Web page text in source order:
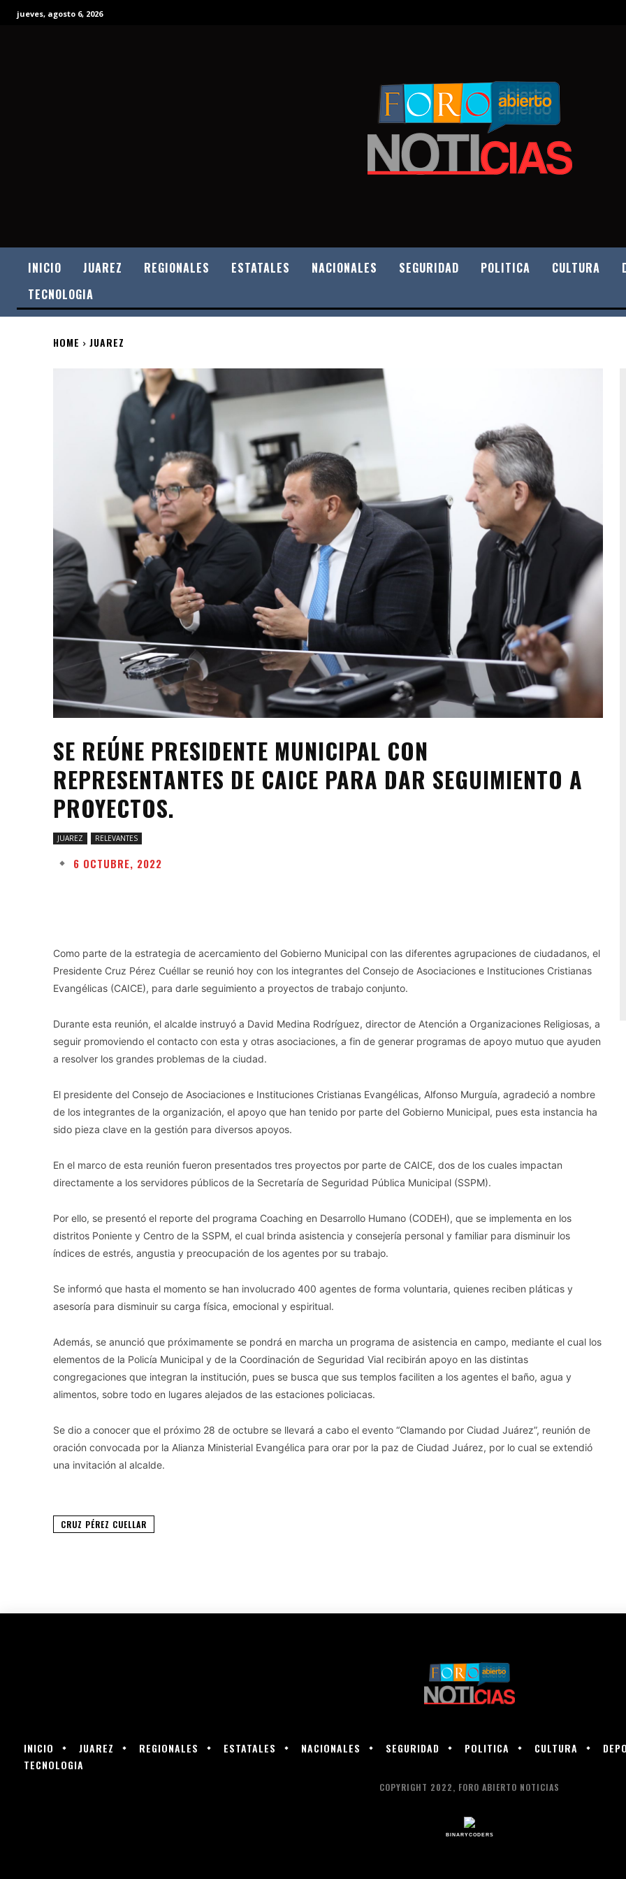
jueves, agosto 6, 2026
INICIO JUAREZ REGIONALES ESTATALES NACIONALES SEGURIDAD POLITICA CULTURA
TECNOLOGIA
HOME JUAREZ
SE REÚNE PRESIDENTE MUNICIPAL CON
REPRESENTANTES DE CAICE PARA DAR SEGUIMIENTO A
PROYECTOS.
JUAREZ RELEVANTES
6 OCTUBRE, 2022
Como parte de la estrategia de acercamiento del Gobierno Municipal con las diferentes agrupaciones de ciudadanos, el
Presidente Cruz Pérez Cuéllar se reunió hoy con los integrantes del Consejo de Asociaciones e Instituciones Cristianas
Evangélicas (CAICE), para darle seguimiento a proyectos de trabajo conjunto.
Durante esta reunión, el alcalde instruyó a David Medina Rodríguez, director de Atención a Organizaciones Religiosas, a
seguir promoviendo el contacto con esta y otras asociaciones, a fin de generar programas de apoyo mutuo que ayuden
a resolver los grandes problemas de la ciudad.
El presidente del Consejo de Asociaciones e Instituciones Cristianas Evangélicas, Alfonso Murguía, agradeció a nombre
de los integrantes de la organización, el apoyo que han tenido por parte del Gobierno Municipal, pues esta instancia ha
sido pieza clave en la gestión para diversos apoyos.
En el marco de esta reunión fueron presentados tres proyectos por parte de CAICE, dos de los cuales impactan
directamente a los servidores públicos de la Secretaría de Seguridad Pública Municipal (SSPM).
Por ello, se presentó el reporte del programa Coaching en Desarrollo Humano (CODEH), que se implementa en los
distritos Poniente y Centro de la SSPM, el cual brinda asistencia y consejería personal y familiar para disminuir los
índices de estrés, angustia y preocupación de los agentes por su trabajo.
Se informó que hasta el momento se han involucrado 400 agentes de forma voluntaria, quienes reciben pláticas y
asesoría para disminuir su carga física, emocional y espiritual.
Además, se anunció que próximamente se pondrá en marcha un programa de asistencia en campo, mediante el cual los
elementos de la Policía Municipal y de la Coordinación de Seguridad Vial recibirán apoyo en las distintas
congregaciones que integran la institución, pues se busca que sus templos faciliten a los agentes el baño, agua y
alimentos, sobre todo en lugares alejados de las estaciones policiacas.
Se dio a conocer que el próximo 28 de octubre se llevará a cabo el evento “Clamando por Ciudad Juárez”, reunión de
oración convocada por la Alianza Ministerial Evangélica para orar por la paz de Ciudad Juárez, por lo cual se extendió
una invitación al alcalde.
CRUZ PÉREZ CUELLAR
INICIO JUAREZ REGIONALES ESTATALES NACIONALES SEGURIDAD POLITICA CULTURA
TECNOLOGIA
COPYRIGHT 2022, FORO ABIERTO NOTICIAS
BINARYCODERS